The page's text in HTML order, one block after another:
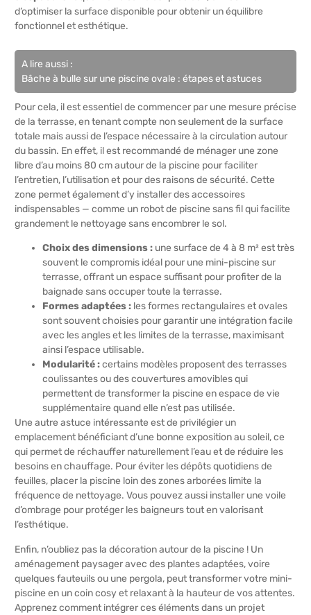
d’optimiser la surface disponible pour obtenir un équilibre
fonctionnel et esthétique.
A lire aussi :
Bâche à bulle sur une piscine ovale : étapes et astuces
Pour cela, il est essentiel de commencer par une mesure précise
de la terrasse, en tenant compte non seulement de la surface
totale mais aussi de l’espace nécessaire à la circulation autour
du bassin. En effet, il est recommandé de ménager une zone
libre d’au moins 80 cm autour de la piscine pour faciliter
l’entretien, l’utilisation et pour des raisons de sécurité. Cette
zone permet également d’y installer des accessoires
indispensables — comme un robot de piscine sans fil qui facilite
grandement le nettoyage sans encombrer le sol.
Choix des dimensions : une surface de 4 à 8 m² est très
souvent le compromis idéal pour une mini-piscine sur
terrasse, offrant un espace suffisant pour profiter de la
baignade sans occuper toute la terrasse.
Formes adaptées : les formes rectangulaires et ovales
sont souvent choisies pour garantir une intégration facile
avec les angles et les limites de la terrasse, maximisant
ainsi l’espace utilisable.
Modularité :certains modèles proposent des terrasses
coulissantes ou des couvertures amovibles qui
permettent de transformer la piscine en espace de vie
supplémentaire quand elle n’est pas utilisée.
Une autre astuce intéressante est de privilégier un
emplacement bénéficiant d’une bonne exposition au soleil, ce
qui permet de réchauffer naturellement l’eau et de réduire les
besoins en chauffage. Pour éviter les dépôts quotidiens de
feuilles, placer la piscine loin des zones arborées limite la
fréquence de nettoyage. Vous pouvez aussi installer une voile
d’ombrage pour protéger les baigneurs tout en valorisant
l’esthétique.
Enfin, n’oubliez pas la décoration autour de la piscine ! Un
aménagement paysager avec des plantes adaptées, voire
quelques fauteuils ou une pergola, peut transformer votre mini-
piscine en un coin cosy et relaxant à la hauteur de vos attentes.
Apprenez comment intégrer ces éléments dans un projet